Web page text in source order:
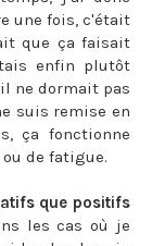
une fois, c'était
que ça faisait
enfin plutôt
ne dormait pas
suis remise en
ça fonctionne
de fatigue.
que positifs
les cas où je